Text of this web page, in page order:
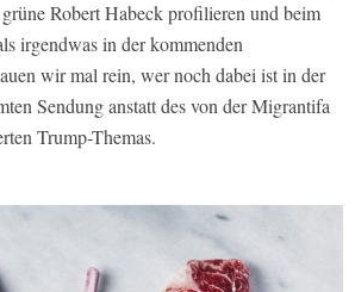
Robert Habeck profilieren und beim
irgendwas in der kommenden
wir mal rein, wer noch dabei ist in der
Sendung anstatt des von der Migrantifa
Trump-Themas.